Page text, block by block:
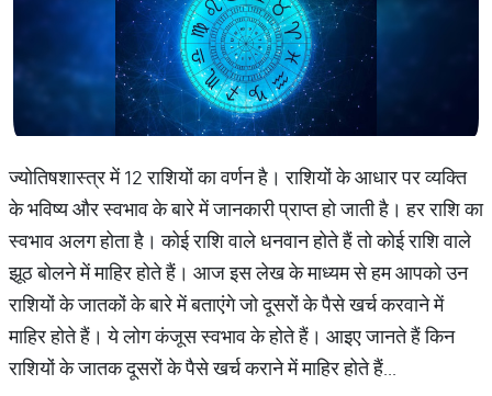
ज्योतिषशास्त्र में 12 राशियों का वर्णन है। राशियों के आधार पर व्यक्ति
के भविष्य और स्वभाव के बारे में जानकारी प्राप्त हो जाती है। हर राशि का
स्वभाव अलग होता है। कोई राशि वाले धनवान होते हैं तो कोई राशि वाले
झूठ बोलने में माहिर होते हैं। आज इस लेख के माध्यम से हम आपको उन
राशियों के जातकों के बारे में बताएंगे जो दूसरों के पैसे खर्च करवाने में
माहिर होते हैं। ये लोग कंजूस स्वभाव के होते हैं। आइए जानते हैं किन
राशियों के जातक दूसरों के पैसे खर्च कराने में माहिर होते हैं...